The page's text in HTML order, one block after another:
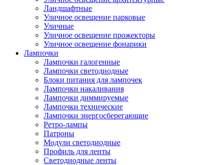
Ландшафтные
Уличное освещение парковые
Уличные
Уличное освещение прожекторы
Уличное освещение фонарики
Лампочки
Лампочки галогенные
Лампочки светодиодные
Блоки питания для лампочек
Лампочки накаливания
Лампочки диммируемые
Лампочки технические
Лампочки энергосберегающие
Ретро-лампы
Патроны
Модули светодиодные
Профиль для ленты
Светодиодные ленты